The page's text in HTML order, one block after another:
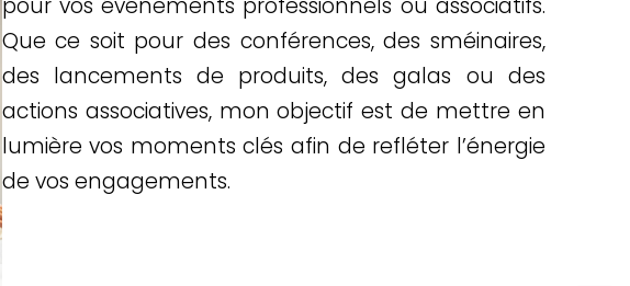
Que ce soit pour des conférences, des sméinaires,
des lancements de produits, des galas ou des
actions associatives, mon objectif est de mettre en
lumière vos moments clés afin de refléter l’énergie
de vos engagements.